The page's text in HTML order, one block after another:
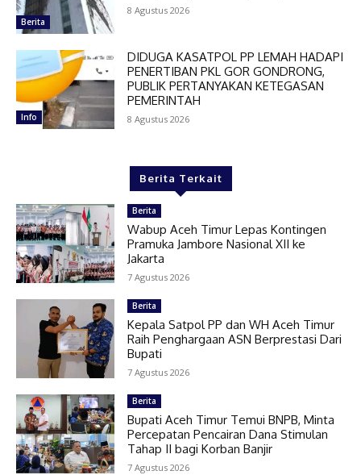
Berita
8 Agustus 2026
Info
DIDUGA KASATPOL PP LEMAH HADAPI
PENERTIBAN PKL GOR GONDRONG,
PUBLIK PERTANYAKAN KETEGASAN
PEMERINTAH
8 Agustus 2026
Berita Terkait
Berita
Wabup Aceh Timur Lepas Kontingen
Pramuka Jambore Nasional XII ke
Jakarta
7 Agustus 2026
Berita
Kepala Satpol PP dan WH Aceh Timur
Raih Penghargaan ASN Berprestasi Dari
Bupati
7 Agustus 2026
Berita
Bupati Aceh Timur Temui BNPB, Minta
Percepatan Pencairan Dana Stimulan
Tahap II bagi Korban Banjir
7 Agustus 2026